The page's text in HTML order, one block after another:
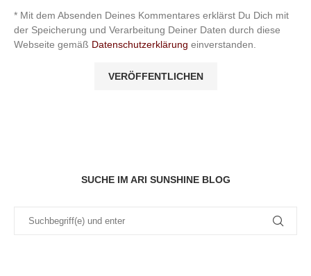
* Mit dem Absenden Deines Kommentares erklärst Du Dich mit
der Speicherung und Verarbeitung Deiner Daten durch diese
Webseite gemäß Datenschutzerklärung einverstanden.
SUCHE IM ARI SUNSHINE BLOG